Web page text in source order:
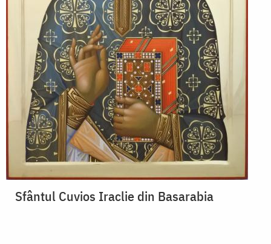
Sfântul Cuvios Iraclie din Basarabia